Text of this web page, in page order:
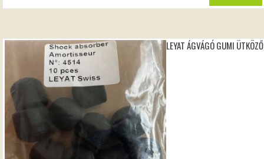
LEYAT ÁGVÁGÓ GUMI ÜTKÖZŐ